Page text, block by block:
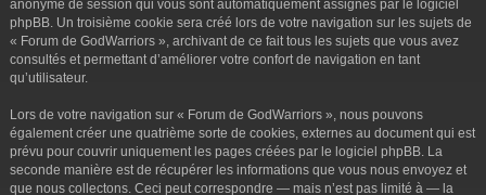
anonyme de session qui vous sont automatiquement assignés par le logiciel
phpBB. Un troisième cookie sera créé lors de votre navigation sur les sujets de
« Forum de GodWarriors », archivant de ce fait tous les sujets que vous avez
consultés et permettant d’améliorer votre confort de navigation en tant
qu’utilisateur.
Lors de votre navigation sur « Forum de GodWarriors », nous pouvons
également créer une quatrième sorte de cookies, externes au document qui est
prévu pour couvrir uniquement les pages créées par le logiciel phpBB. La
seconde manière est de récupérer les informations que vous nous envoyez et
que nous collectons. Ceci peut correspondre — mais n’est pas limité à — la